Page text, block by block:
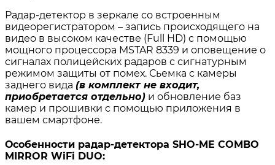
Радар-детектор в зеркале со встроенным
видеорегистратором – запись происходящего на
видео в высоком качестве (Full HD) с помощью
мощного процессора MSTAR 8339 и оповещение о
сигналах полицейских радаров c сигнатурным
режимом защиты от помех. Сьемка с камеры
заднего вида (в комплект не входит,
приобретается отдельно) и обновление баз
камер и прошивки с помощью приложения в
вашем смартфоне.
Особенности радар-детектора SHO-ME COMBO
MIRROR WiFi DUO: